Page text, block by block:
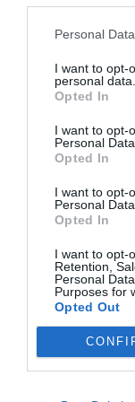
Personal
I want to opt-
personal data.
Opted In
I want to opt-
Personal Data.
Opted In
I want to opt-
Personal
Opted In
I want to opt-
Retention,
Personal
Purposes for
Opted Out
aquest 2017,
ha indicat que
preus els
obligada a fer-
de les
Sucre i oli de
Preguntat per
ensucrades,
l'obesitat no és
incidir en bons
bona
només estigui
addicionals".